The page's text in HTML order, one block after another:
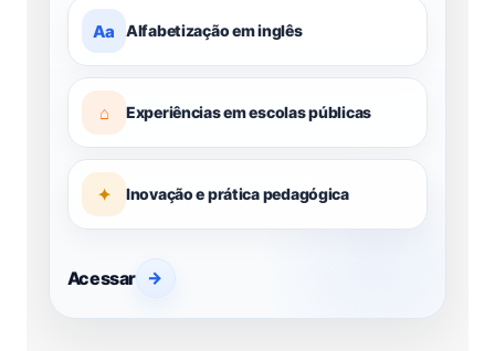
Aa Alfabetização em inglês
⌂ Experiências em escolas públicas
✦ Inovação e prática pedagógica
Acessar →